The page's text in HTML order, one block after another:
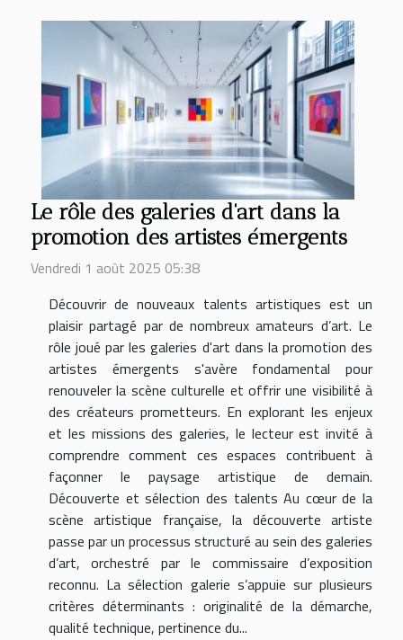
Le rôle des galeries d'art dans la
promotion des artistes émergents
Vendredi 1 août 2025 05:38
Découvrir de nouveaux talents artistiques est un
plaisir partagé par de nombreux amateurs d’art. Le
rôle joué par les galeries d'art dans la promotion des
artistes émergents s'avère fondamental pour
renouveler la scène culturelle et offrir une visibilité à
des créateurs prometteurs. En explorant les enjeux
et les missions des galeries, le lecteur est invité à
comprendre comment ces espaces contribuent à
façonner le paysage artistique de demain.
Découverte et sélection des talents Au cœur de la
scène artistique française, la découverte artiste
passe par un processus structuré au sein des galeries
d’art, orchestré par le commissaire d’exposition
reconnu. La sélection galerie s’appuie sur plusieurs
critères déterminants : originalité de la démarche,
qualité technique, pertinence du...